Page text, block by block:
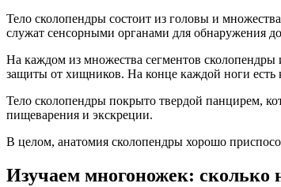
Тело сколопендры состоит из головы и
служат сенсорными органами для обнаружения
На каждом из множества сегментов
защиты от хищников. На конце каждой ноги есть
Тело сколопендры покрыто твердой панцирем,
пищеварения и экскреции.
В целом, анатомия сколопендры хорошо
Изучаем многоножек: сколько